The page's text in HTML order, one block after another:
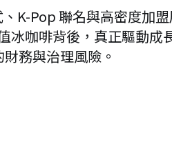
K-Pop 聯名與高密度加
冰咖啡背後，真正驅動成
務與治理風險。